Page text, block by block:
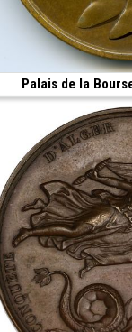
Palais de la
(1825 • 128.00 g • 68.29